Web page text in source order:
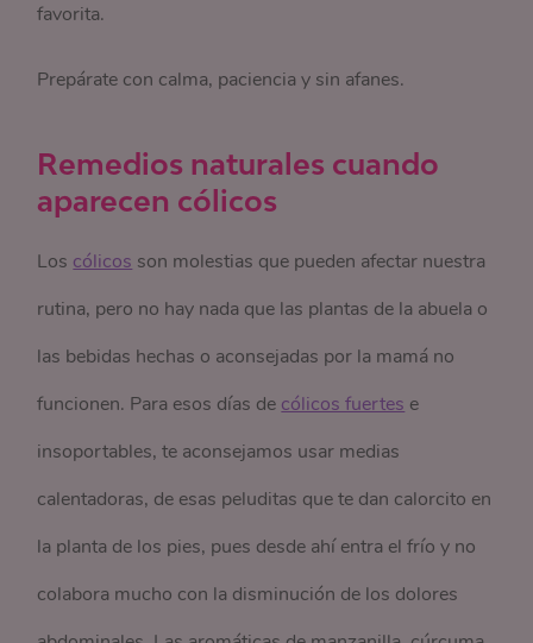
favorita.
Prepárate con calma, paciencia y sin afanes.
Remedios naturales cuando
aparecen cólicos
Loscólicos son molestias que pueden afectar nuestra
rutina, pero no hay nada que las plantas de la abuela o
las bebidas hechas o aconsejadas por la mamá no
funcionen. Para esos días decólicos fuertes e
insoportables, te aconsejamos usar medias
calentadoras, de esas peluditas que te dan calorcito en
la planta de los pies, pues desde ahí entra el frío y no
colabora mucho con la disminución de los dolores